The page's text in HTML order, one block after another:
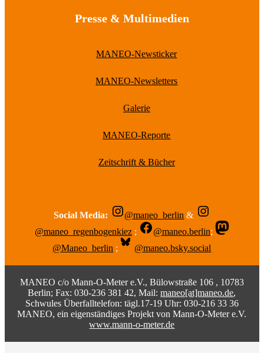
Presse & Multimedien
MANEO-Newsticker
MANEO-Newsletters
Galerie
MANEO-Reporte
Zeitschrift & Bücher
Social Media: @maneo_berlin &
@maneo_regenbogenkiez ; @maneo.berlin;
@Maneo_berlin ; @maneo.bsky.social
MANEO c/o Mann-O-Meter e.V., Bülowstraße 106 , 10783
Berlin; Fax: 030-236 381 42, Mail:maneo[at]maneo.de,
Schwules Überfalltelefon: tägl.17-19 Uhr: 030-216 33 36
MANEO, ein eigenständiges Projekt von Mann-O-Meter e.V.
www.mann-o-meter.de